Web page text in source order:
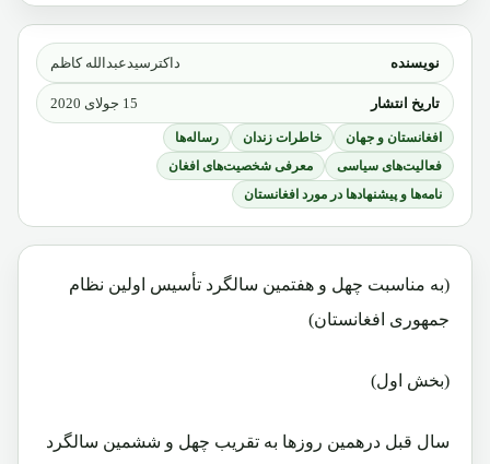
نویسنده داکترسیدعبدالله کاظم
تاریخ انتشار 15 جولای 2020
افغانستان و جهان خاطرات زندان
رساله‌ها
فعالیت‌های سیاسی
معرفی شخصیت‌های افغان
نامه‌ها و پیشنهادها در مورد افغانستان
(به مناسبت چهل و هفتمین سالگرد تأسیس اولین نظام
جمهوری افغانستان)
(بخش اول)
سال قبل درهمین روزها به تقریب چهل و ششمین سالگرد